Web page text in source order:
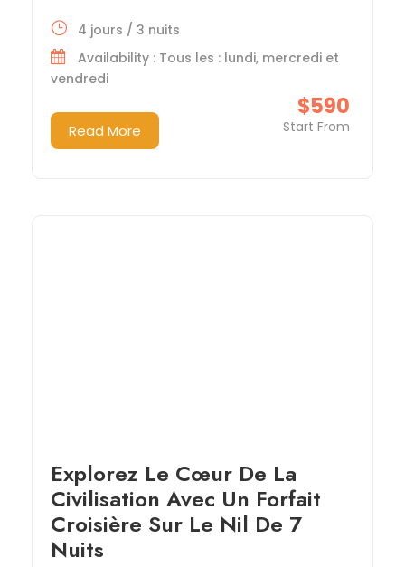
$590
Start From
4 jours / 3 nuits
Availability : Tous les : lundi, mercredi et
vendredi
Read More
Explorez Le Cœur De La
Civilisation Avec Un Forfait
Croisière Sur Le Nil De 7
Nuits